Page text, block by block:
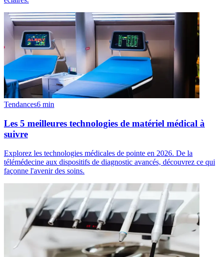
Tendances6 min
Les 5 meilleures technologies de matériel médical à
suivre
Explorez les technologies médicales de pointe en 2026. De la
télémédecine aux dispositifs de diagnostic avancés, découvrez ce qui
façonne l'avenir des soins.